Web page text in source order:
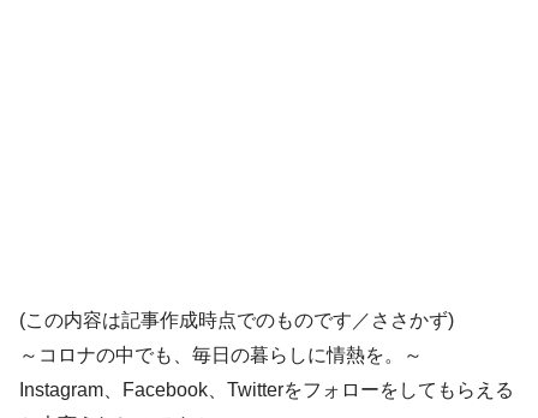
(この内容は記事作成時点でのものです／ささかず)
～コロナの中でも、毎日の暮らしに情熱を。～
Instagram、Facebook、Twitterをフォローをしてもらえる